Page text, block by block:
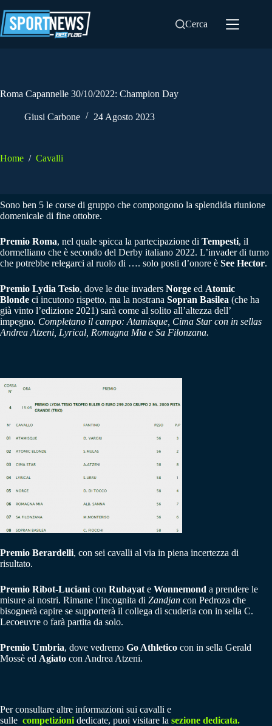
al
contenuto
Cerca
Roma Capannelle 30/10/2022: Champion Day
Giusi Carbone 24 Agosto 2023
Home / Cavalli
Sono ben 5 le corse di gruppo che compongono la splendida riunione
domenicale di fine ottobre.
Premio Roma, nel quale spicca la partecipazione di Tempesti, il
dormelliano che è secondo del Derby italiano 2022. L’invader di turno
che potrebbe relegarci al ruolo di …. solo posti d’onore è See Hector.
Premio Lydia Tesio, dove le due invaders Norge ed Atomic
Blonde ci incutono rispetto, ma la nostrana Sopran Basilea (che ha
già vinto l’edizione 2021) sarà come al solito all’altezza dell’
impegno. Completano il campo: Atamisque, Cima Star con in sellas
Andrea Atzeni, Lyrical, Romagna Mia e Sa Filonzana.
Premio Berardelli, con sei cavalli al via in piena incertezza di
risultato.
Premio Ribot-Luciani con Rubayat e Wonnemond a prendere le
misure ai nostri. Rimane l’incognita di Zandjan con Pedroza che
bisognerà capire se supporterà il collega di scuderia con in sella C.
Lecoeuvre o farà partita da solo.
Premio Umbria, dove vedremo Go Athletico con in sella Gerald
Mossè ed Agiato con Andrea Atzeni.
Per consultare altre informazioni sui cavalli e
sulle competizioni dedicate, puoi visitare la sezione dedicata.